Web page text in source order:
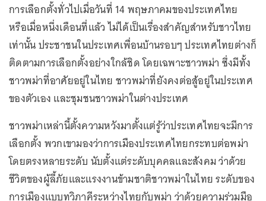
การเลือกตั้งทั่วไปเมื่อวันที่ 14 พฤษภาคมของประเทศไทย
หรือเมื่อหนึ่งเดือนที่แล้ว ไม่ได้เป็นเรื่องสำคัญสำหรับชาวไทย
เท่านั้น ประชาชนในประเทศเพื่อนบ้านรอบๆ ประเทศไทยต่างก็
ติดตามการเลือกตั้งอย่างใกล้ชิด โดยเฉพาะชาวพม่า ซึ่งมีทั้ง
ชาวพม่าที่อาศัยอยู่ในไทย ชาวพม่าที่ยังคงต่อสู้อยู่ในประเทศ
ของตัวเอง และชุมชนชาวพม่าในต่างประเทศ
ชาวพม่าเหล่านี้ตั้งความหวังมาตั้งแต่รู้ว่าประเทศไทยจะมีการ
เลือกตั้ง พวกเขามองว่าการเมืองประเทศไทยกระทบต่อพม่า
โดยตรงหลายระดับ นับตั้งแต่ระดับบุคคลและสังคม ว่าด้วย
ชีวิตของผู้ลี้ภัยและแรงงานข้ามชาติชาวพม่าในไทย ระดับของ
การเมืองแบบทวิภาคีระหว่างไทยกับพม่า ว่าด้วยความร่วมมือ